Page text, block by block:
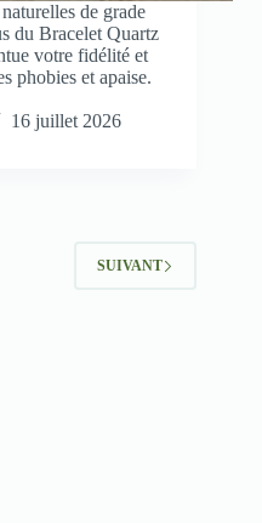
de grade
du Bracelet Quartz
votre fidélité et
phobies et apaise.
16 juillet 2026
SUIVANT